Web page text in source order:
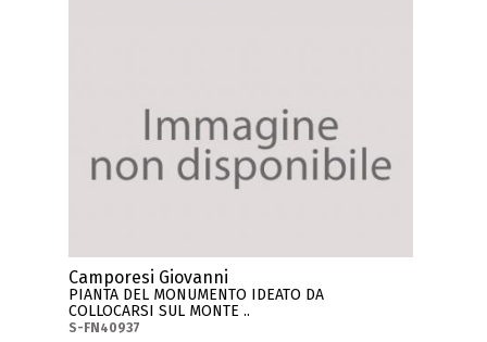
Camporesi Giovanni
PIANTA DEL MONUMENTO IDEATO DA
COLLOCARSI SUL MONTE ..
S-FN40937